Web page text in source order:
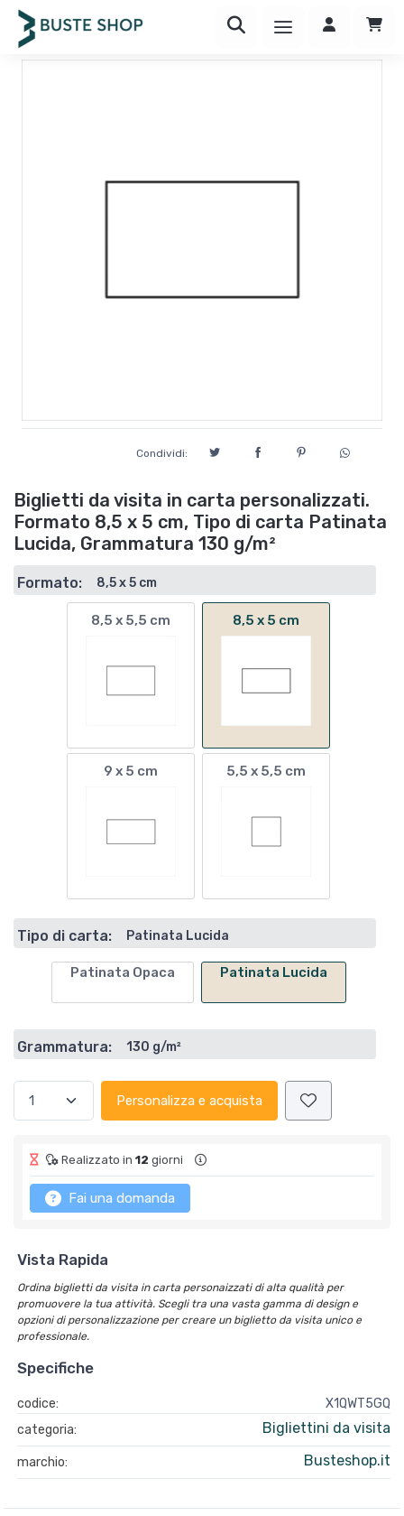
Condividi:
Biglietti da visita in carta personalizzati.
Formato 8,5 x 5 cm, Tipo di carta Patinata
Lucida, Grammatura 130 g/m²
Formato: 8,5 x 5 cm
8,5 x 5,5 cm 8,5 x 5 cm
9 x 5 cm 5,5 x 5,5 cm
Tipo di carta: Patinata Lucida
Patinata Opaca Patinata Lucida
Grammatura: 130 g/m²
Personalizza e acquista
Realizzato in 12 giorni
Fai una domanda
Vista Rapida
Ordina biglietti da visita in carta personaizzati di alta qualità per
promuovere la tua attività. Scegli tra una vasta gamma di design e
opzioni di personalizzazione per creare un biglietto da visita unico e
professionale.
Specifiche
codice:
X1QWT5GQ
categoria:
Bigliettini da visita
marchio: Busteshop.it